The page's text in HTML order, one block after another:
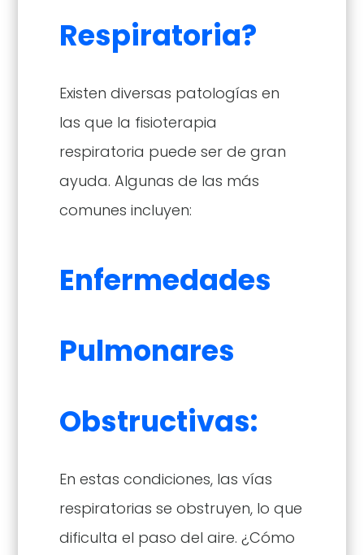
Respiratoria?
Existen diversas patologías en
las que la fisioterapia
respiratoria puede ser de gran
ayuda. Algunas de las más
comunes incluyen:
Enfermedades
Pulmonares
Obstructivas:
En estas condiciones, las vías
respiratorias se obstruyen, lo que
dificulta el paso del aire. ¿Cómo